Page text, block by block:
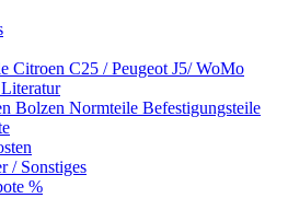
Citroen C25 / Peugeot J5/ WoMo
Bolzen Normteile Befestigungsteile
/ Sonstiges
%